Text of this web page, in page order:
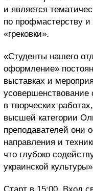
и является
по профмастерству
«грековки».
«Студенты нашего
оформление»
выставках и
усовершенствование
в творческих
высшей категории
преподавателей они
направления и
что глубоко
украинской
Старт в 15:00. Вход